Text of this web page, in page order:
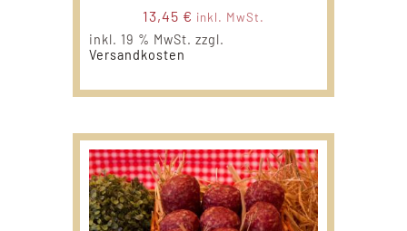
13,45 € inkl. MwSt.
inkl. 19 % MwSt. zzgl.
Versandkosten